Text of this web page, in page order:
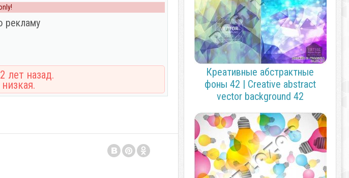
рекламу
лет назад.
Креативные абстрактные
фоны 42 | Creative abstract
vector background 42